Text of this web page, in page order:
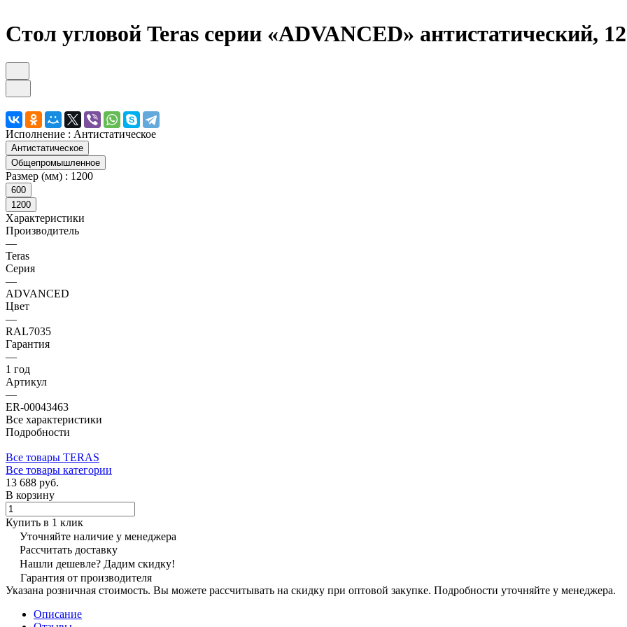
Стол угловой Teras серии «ADVANCED» антистатический,
Исполнение : Антистатическое
Антистатическое
Общепромышленное
Размер (мм) : 1200
600
1200
Характеристики
Производитель
—
Teras
Серия
—
ADVANCED
Цвет
—
RAL7035
Гарантия
—
1 год
Артикул
—
ER-00043463
Все характеристики
Подробности
Все товары TERAS
Все товары категории
13 688 руб.
В корзину
Купить в 1 клик
Уточняйте наличие у менеджера
Рассчитать доставку
Нашли дешевле? Дадим скидку!
Гарантия от производителя
Указана розничная стоимость. Вы можете рассчитывать на скидку при оптовой закупке. Подробности уточняйте у менеджера.
Описание